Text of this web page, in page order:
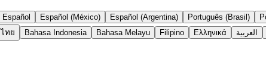
Español Español (México) Español (Argentina) Português (Brasil)
ไทย Bahasa Indonesia Bahasa Melayu Filipino Ελληνικά العربية